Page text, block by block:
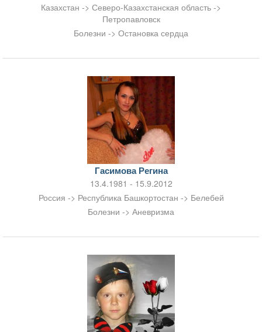
Казахстан -> Северо-Казахстанская область ->
Петропавловск
Болезни -> Остановка сердца
Гасимова Регина
13.4.1981 - 15.9.2012
Россия -> Республика Башкортостан -> Белебей
Болезни -> Аневризма